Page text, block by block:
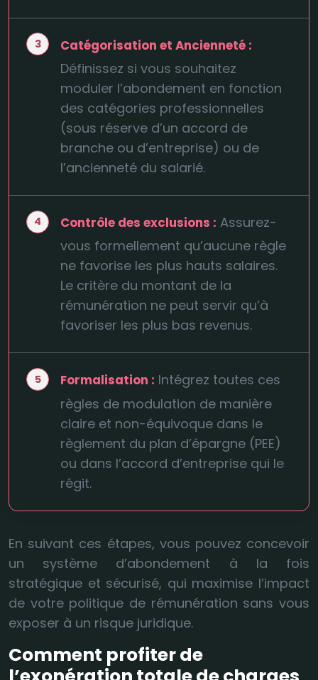
Catégorisation et Ancienneté :
Définissez si vous souhaitez
moduler l’abondement en fonction
des catégories professionnelles
(sous réserve d’un accord de
branche ou d’entreprise) ou de
l’ancienneté du salarié.
Contrôle des exclusions : Assurez-
vous formellement qu’aucune règle
ne favorise les plus hauts salaires.
Le critère du montant de la
rémunération ne peut servir qu’à
favoriser les plus bas revenus.
Formalisation : Intégrez toutes ces
règles de modulation de manière
claire et non-équivoque dans le
règlement du plan d’épargne (PEE)
ou dans l’accord d’entreprise qui le
régit.
En suivant ces étapes, vous pouvez concevoir
un système d’abondement à la fois
stratégique et sécurisé, qui maximise l’impact
de votre politique de rémunération sans vous
exposer à un risque juridique.
Comment profiter de